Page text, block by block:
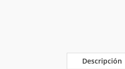
Descripción